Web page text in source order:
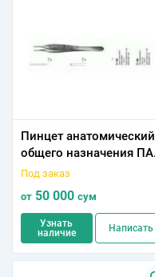
Пинцет анатомический
общего назначения ПА
120х1,5 227/16
Под заказ
от 50 000 сум
Узнать
наличие
Написать